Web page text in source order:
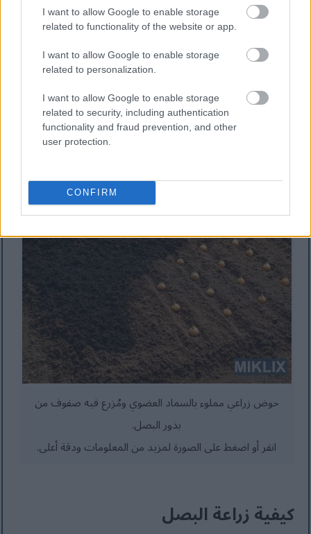
I want to allow Google to enable storage
related to functionality of the website or app.
I want to allow Google to enable storage
related to personalization.
I want to allow Google to enable storage
related to security, including authentication
functionality and fraud prevention, and other
user protection.
CONFIRM
قم بخلط السماد العضوي المتوازن وفقًا لتعليمات العبوة.
قم بحرث أو تقليب التربة إلى عمق 8-10 بوصات لإنشاء
تربة مفككة وسهلة التفتت.
قم بتسوية المنطقة بالمسحاة، مع تفتيت أي كتل كبيرة.
البصل من النباتات التي تستهلك كميات كبيرة من العناصر
الغذائية، لكن جذوره سطحية، مما يصعب عليه الوصول إلى
من التربة أمراً ضرورياً لنمو البصلة بشكل جيد.
حوض زراعي مملوء بالسماد العضوي ومُزرع فيه صفوف من
بذور البصل.
انقر أو اضغط على الصورة لمزيد من المعلومات ودقة أعلى.
كيفية زراعة البصل